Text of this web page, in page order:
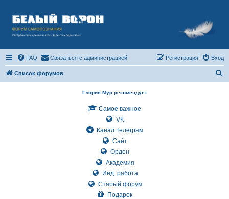
FAQ Связаться с администрацией Вход
Регистрация
Список форумов
Глория Мур рекомендует
Самое важное
VK
Канал Телеграм
Сайт
Орден
Академия
Инд. работа
Старый форум
Подарок